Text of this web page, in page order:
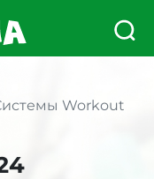
Workout